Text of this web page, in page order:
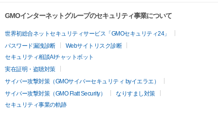
GMOインターネットグループのセキュリティ事業について
世界初総合ネットセキュリティサービス「GMOセキュリティ24」
パスワード漏洩診断
Webサイトリスク診断
セキュリティ相談AIチャットボット
実在証明・盗聴対策
サイバー攻撃対策（GMOサイバーセキュリティ byイエラエ）
サイバー攻撃対策（GMO Flatt Security）
なりすまし対策
セキュリティ事業の軌跡